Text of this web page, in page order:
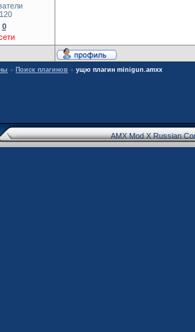
120
0
» Поиск плагинов » ущю плагин minigun.amxx
AMX Mod X Russian